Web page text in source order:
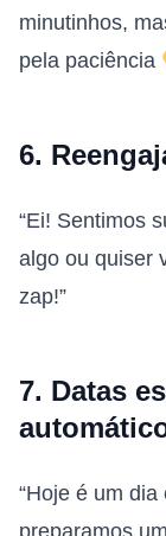
minutinhos,
pela paciência
6.
“Ei! Sentimos
algo ou quiser
zap!”
7. Datas
“Hoje é um dia
preparamos